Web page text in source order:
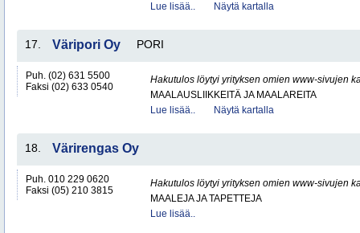
Lue lisää..
Näytä kartalla
17. Väripori Oy PORI
Puh. (02) 631 5500
Faksi (02) 633 0540
Hakutulos löytyi yrityksen omien www-sivujen
MAALAUSLIIKKEITÄ JA MAALAREITA
Lue lisää..
Näytä kartalla
18. Värirengas Oy
Puh. 010 229 0620
Faksi (05) 210 3815
Hakutulos löytyi yrityksen omien www-sivujen
MAALEJA JA TAPETTEJA
Lue lisää..